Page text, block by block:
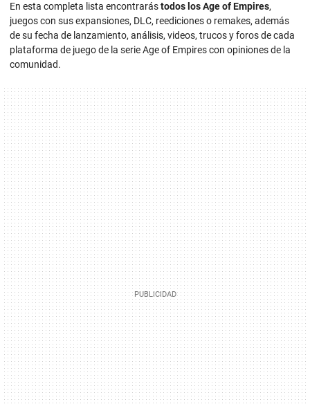
En esta completa lista encontrarástodos los Age of Empires,
juegos con sus expansiones, DLC, reediciones o remakes, además
de su fecha de lanzamiento, análisis, videos, trucos y foros de cada
plataforma de juego de la serie Age of Empires con opiniones de la
comunidad.